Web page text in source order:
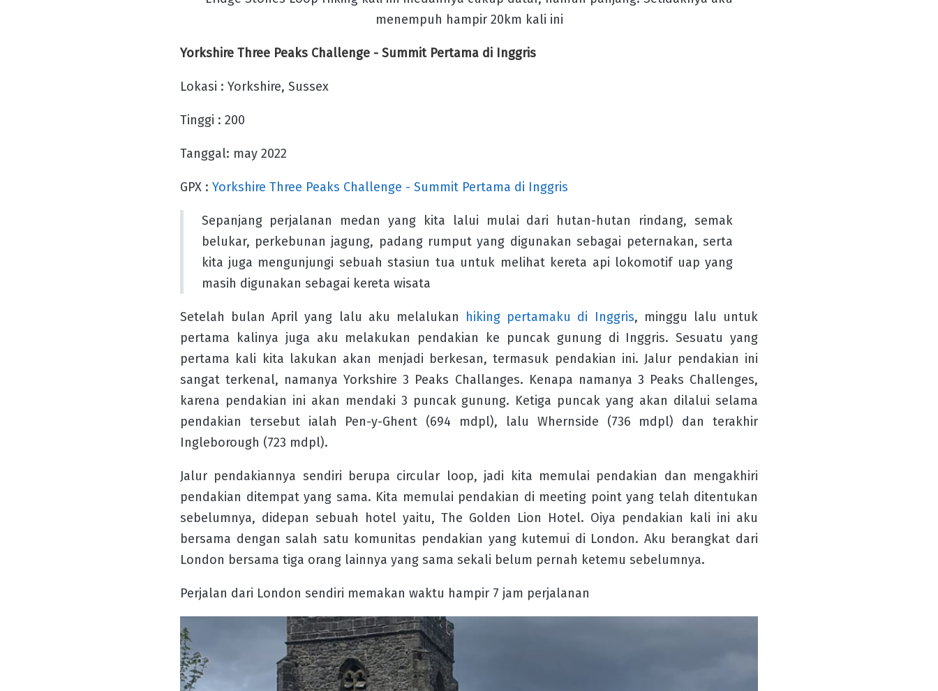
menempuh hampir 20km kali ini
Yorkshire Three Peaks Challenge - Summit Pertama di Inggris
Lokasi : Yorkshire, Sussex
Tinggi : 200
Tanggal: may 2022
GPX : Yorkshire Three Peaks Challenge - Summit Pertama di Inggris
Sepanjang perjalanan medan yang kita lalui mulai dari hutan-hutan rindang, semak
belukar, perkebunan jagung, padang rumput yang digunakan sebagai peternakan, serta
kita juga mengunjungi sebuah stasiun tua untuk melihat kereta api lokomotif uap yang
masih digunakan sebagai kereta wisata
Setelah bulan April yang lalu aku melalukan hiking pertamaku di Inggris, minggu lalu untuk
pertama kalinya juga aku melakukan pendakian ke puncak gunung di Inggris. Sesuatu yang
pertama kali kita lakukan akan menjadi berkesan, termasuk pendakian ini. Jalur pendakian ini
sangat terkenal, namanya Yorkshire 3 Peaks Challanges. Kenapa namanya 3 Peaks Challenges,
karena pendakian ini akan mendaki 3 puncak gunung. Ketiga puncak yang akan dilalui selama
pendakian tersebut ialah Pen-y-Ghent (694 mdpl), lalu Whernside (736 mdpl) dan terakhir
Ingleborough (723 mdpl).
Jalur pendakiannya sendiri berupa circular loop, jadi kita memulai pendakian dan mengakhiri
pendakian ditempat yang sama. Kita memulai pendakian di meeting point yang telah ditentukan
sebelumnya, didepan sebuah hotel yaitu, The Golden Lion Hotel. Oiya pendakian kali ini aku
bersama dengan salah satu komunitas pendakian yang kutemui di London. Aku berangkat dari
London bersama tiga orang lainnya yang sama sekali belum pernah ketemu sebelumnya.
Perjalan dari London sendiri memakan waktu hampir 7 jam perjalanan